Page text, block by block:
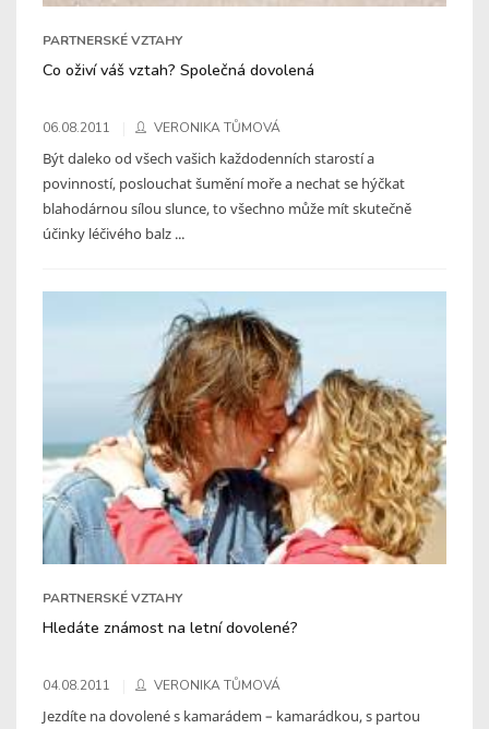
PARTNERSKÉ VZTAHY
Co oživí váš vztah? Společná dovolená
06.08.2011 VERONIKA TŮMOVÁ
Být daleko od všech vašich každodenních starostí a
povinností, poslouchat šumění moře a nechat se hýčkat
blahodárnou sílou slunce, to všechno může mít skutečně
účinky léčivého balz ...
PARTNERSKÉ VZTAHY
Hledáte známost na letní dovolené?
04.08.2011 VERONIKA TŮMOVÁ
Jezdíte na dovolené s kamarádem – kamarádkou, s partou